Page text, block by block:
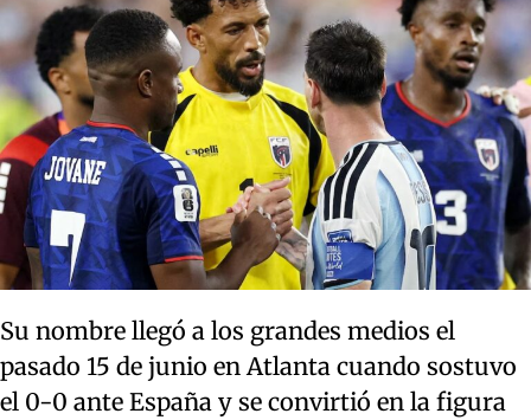
Su nombre llegó a los grandes medios el
pasado 15 de junio en Atlanta cuando sostuvo
el 0-0 ante España y se convirtió en la figura